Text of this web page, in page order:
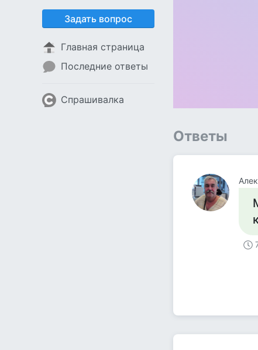
Задать вопрос
Главная страница
Последние ответы
Спрашивалка
Ответы